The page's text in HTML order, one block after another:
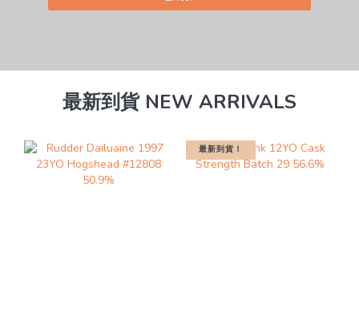
Enter
最新到貨 NEW ARRIVALS
最新到貨！